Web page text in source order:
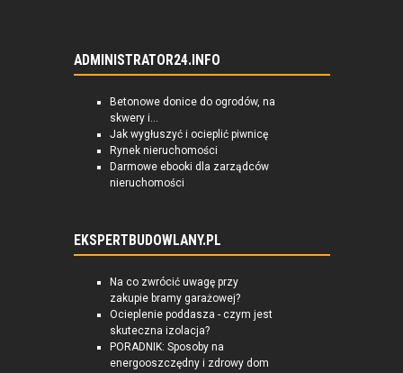
ADMINISTRATOR24.INFO
Betonowe donice do ogrodów, na
skwery i...
Jak wygłuszyć i ocieplić piwnicę
Rynek nieruchomości
Darmowe ebooki dla zarządców
nieruchomości
EKSPERTBUDOWLANY.PL
Na co zwrócić uwagę przy
zakupie bramy garażowej?
Ocieplenie poddasza - czym jest
skuteczna izolacja?
PORADNIK: Sposoby na
energooszczędny i zdrowy dom